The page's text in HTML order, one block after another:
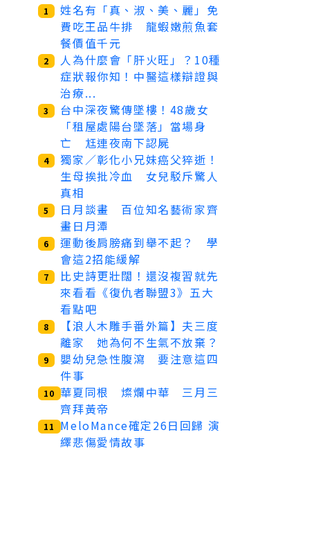
1
姓名有「真、淑、美、麗」免
費吃王品牛排 龍蝦嫩煎魚套
餐價值千元
2
人為什麼會「肝火旺」？10種
症狀報你知！中醫這樣辯證與
治療...
3
台中深夜驚傳墜樓！48歲女
「租屋處陽台墜落」當場身
亡 尪連夜南下認屍
4
獨家／彰化小兄妹癌父猝逝！
生母挨批冷血 女兒駁斥驚人
真相
5
日月談畫 百位知名藝術家齊
畫日月潭
6
運動後肩膀痛到舉不起？ 學
會這2招能緩解
7
比史詩更壯闊！還沒複習就先
來看看《復仇者聯盟3》五大
看點吧
8
【浪人木雕手番外篇】夫三度
離家 她為何不生氣不放棄？
9
嬰幼兒急性腹瀉 要注意這四
件事
10 華夏同根 燦爛中華 三月三
齊拜黃帝
11
MeloMance確定26日回歸 演
繹悲傷愛情故事